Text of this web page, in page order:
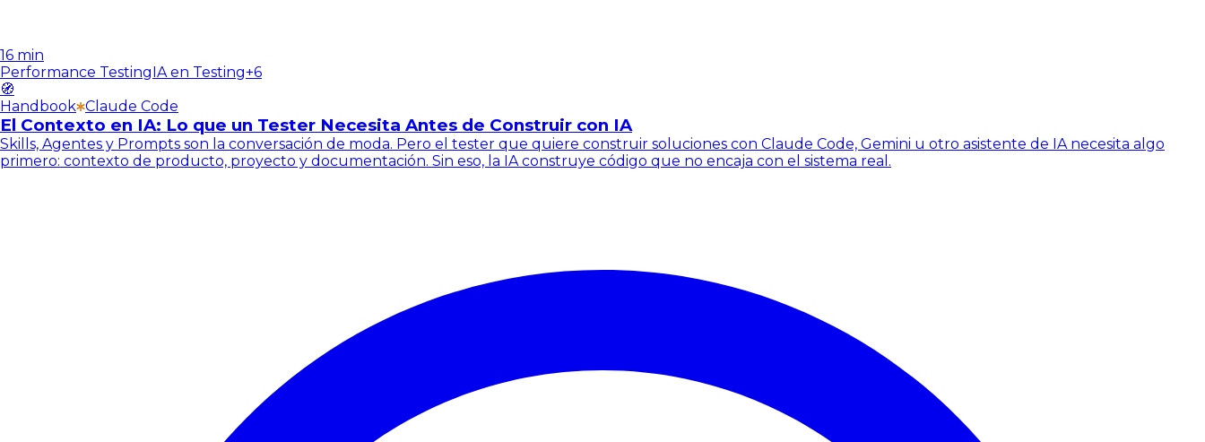
16 min
Performance TestingIA en Testing+6
🧭
Handbook Claude Code
El Contexto en IA: Lo que un Tester Necesita Antes de Construir con IA
Skills, Agentes y Prompts son la conversación de moda. Pero el tester que quiere construir soluciones con Claude Code, Gemini u otro asistente de IA necesita algo
primero: contexto de producto, proyecto y documentación. Sin eso, la IA construye código que no encaja con el sistema real.